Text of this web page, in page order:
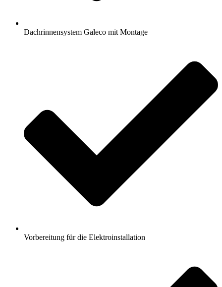
Dachrinnensystem Galeco mit Montage
Vorbereitung für die Elektroinstallation